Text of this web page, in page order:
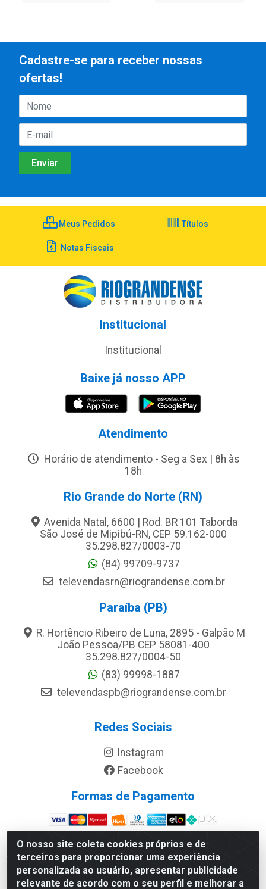
O nosso site coleta cookies próprios e de
terceiros para proporcionar uma experiência
personalizada ao usuário, apresentar publicidade
relevante de acordo com o seu perfil e melhorar a
Cadastre-se para receber nossas
ofertas!
Meus Pedidos Títulos
Notas Fiscais
Institucional
Institucional
Baixe já nosso APP
Atendimento
Horário de atendimento - Seg a Sex | 8h às
18h
Rio Grande do Norte (RN)
Avenida Natal, 6600 | Rod. BR 101 Taborda
São José de Mipibú-RN, CEP 59.162-000
35.298.827/0003-70
(84) 99709-9737
televendasrn@riograndense.com.br
Paraíba (PB)
R. Hortêncio Ribeiro de Luna, 2895 - Galpão M
João Pessoa/PB CEP 58081-400
35.298.827/0004-50
(83) 99998-1887
televendaspb@riograndense.com.br
Redes Sociais
Instagram
Facebook
Formas de Pagamento
Site Seguro